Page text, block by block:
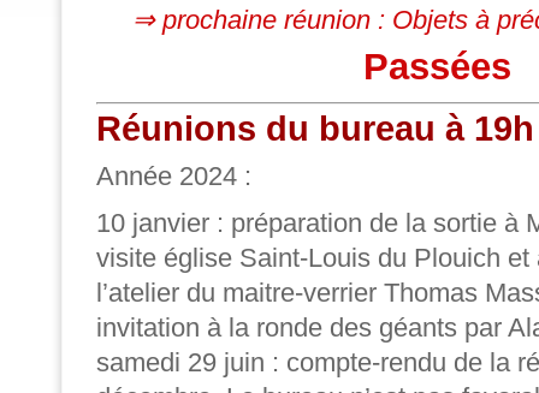
⇒ prochaine réunion : Objets à
Passées
Réunions du bureau à
Année 2024 :
10 janvier : préparation de la sortie à
visite église Saint-Louis du Plouich
l’atelier du maitre-verrier Thomas
invitation à la ronde des géants par
samedi 29 juin : compte-rendu de la